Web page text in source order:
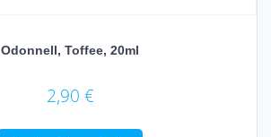
Odonnell, Toffee, 20ml
2,90 €